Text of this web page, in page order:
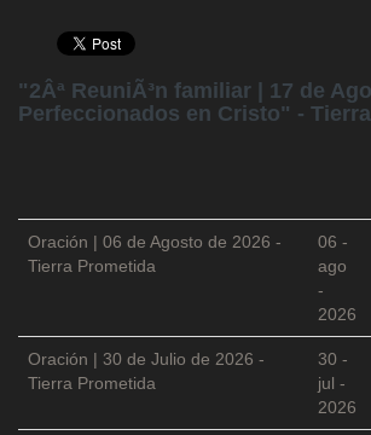
"2Âª ReuniÃ³n familiar | 17 de
Perfeccionados en Cristo" -
Oración | 06 de Agosto de 2026 -
Tierra Prometida
06 -
ago
-
2026
Oración | 30 de Julio de 2026 -
Tierra Prometida
30 -
jul -
2026